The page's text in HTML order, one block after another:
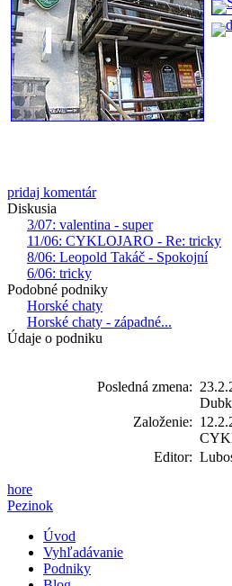
pridaj komentár
Diskusia
3/07: valentina - super
11/06: CYKLOJARO - Re: tricky
8/06: Leopold Takáč - Spokojní
6/06: tricky
Podobné podniky
Horské chaty
Horské chaty - západné...
Údaje o podniku
Posledná zmena:
Založenie:
Editor:
hore
Pezinok
Úvod
Vyhľadávanie
Podniky